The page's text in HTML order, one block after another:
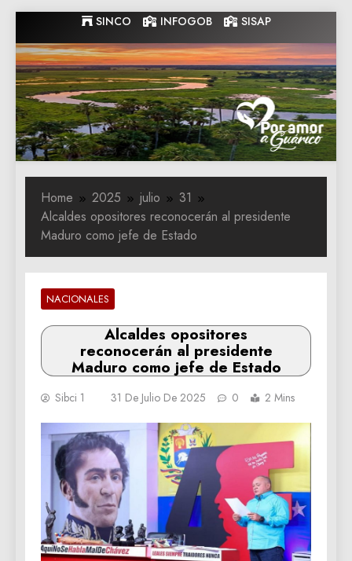
to
content
SINCO INFOGOB SISAP
Gobernacion
de Guarico
Gobernacion de Guarico
Home 2025 julio
31
Alcaldes opositores reconocerán al presidente
Maduro como jefe de Estado
NACIONALES
Alcaldes opositores
reconocerán al presidente
Maduro como jefe de Estado
Sibci 1 31 De Julio De 2025 0 2 Mins